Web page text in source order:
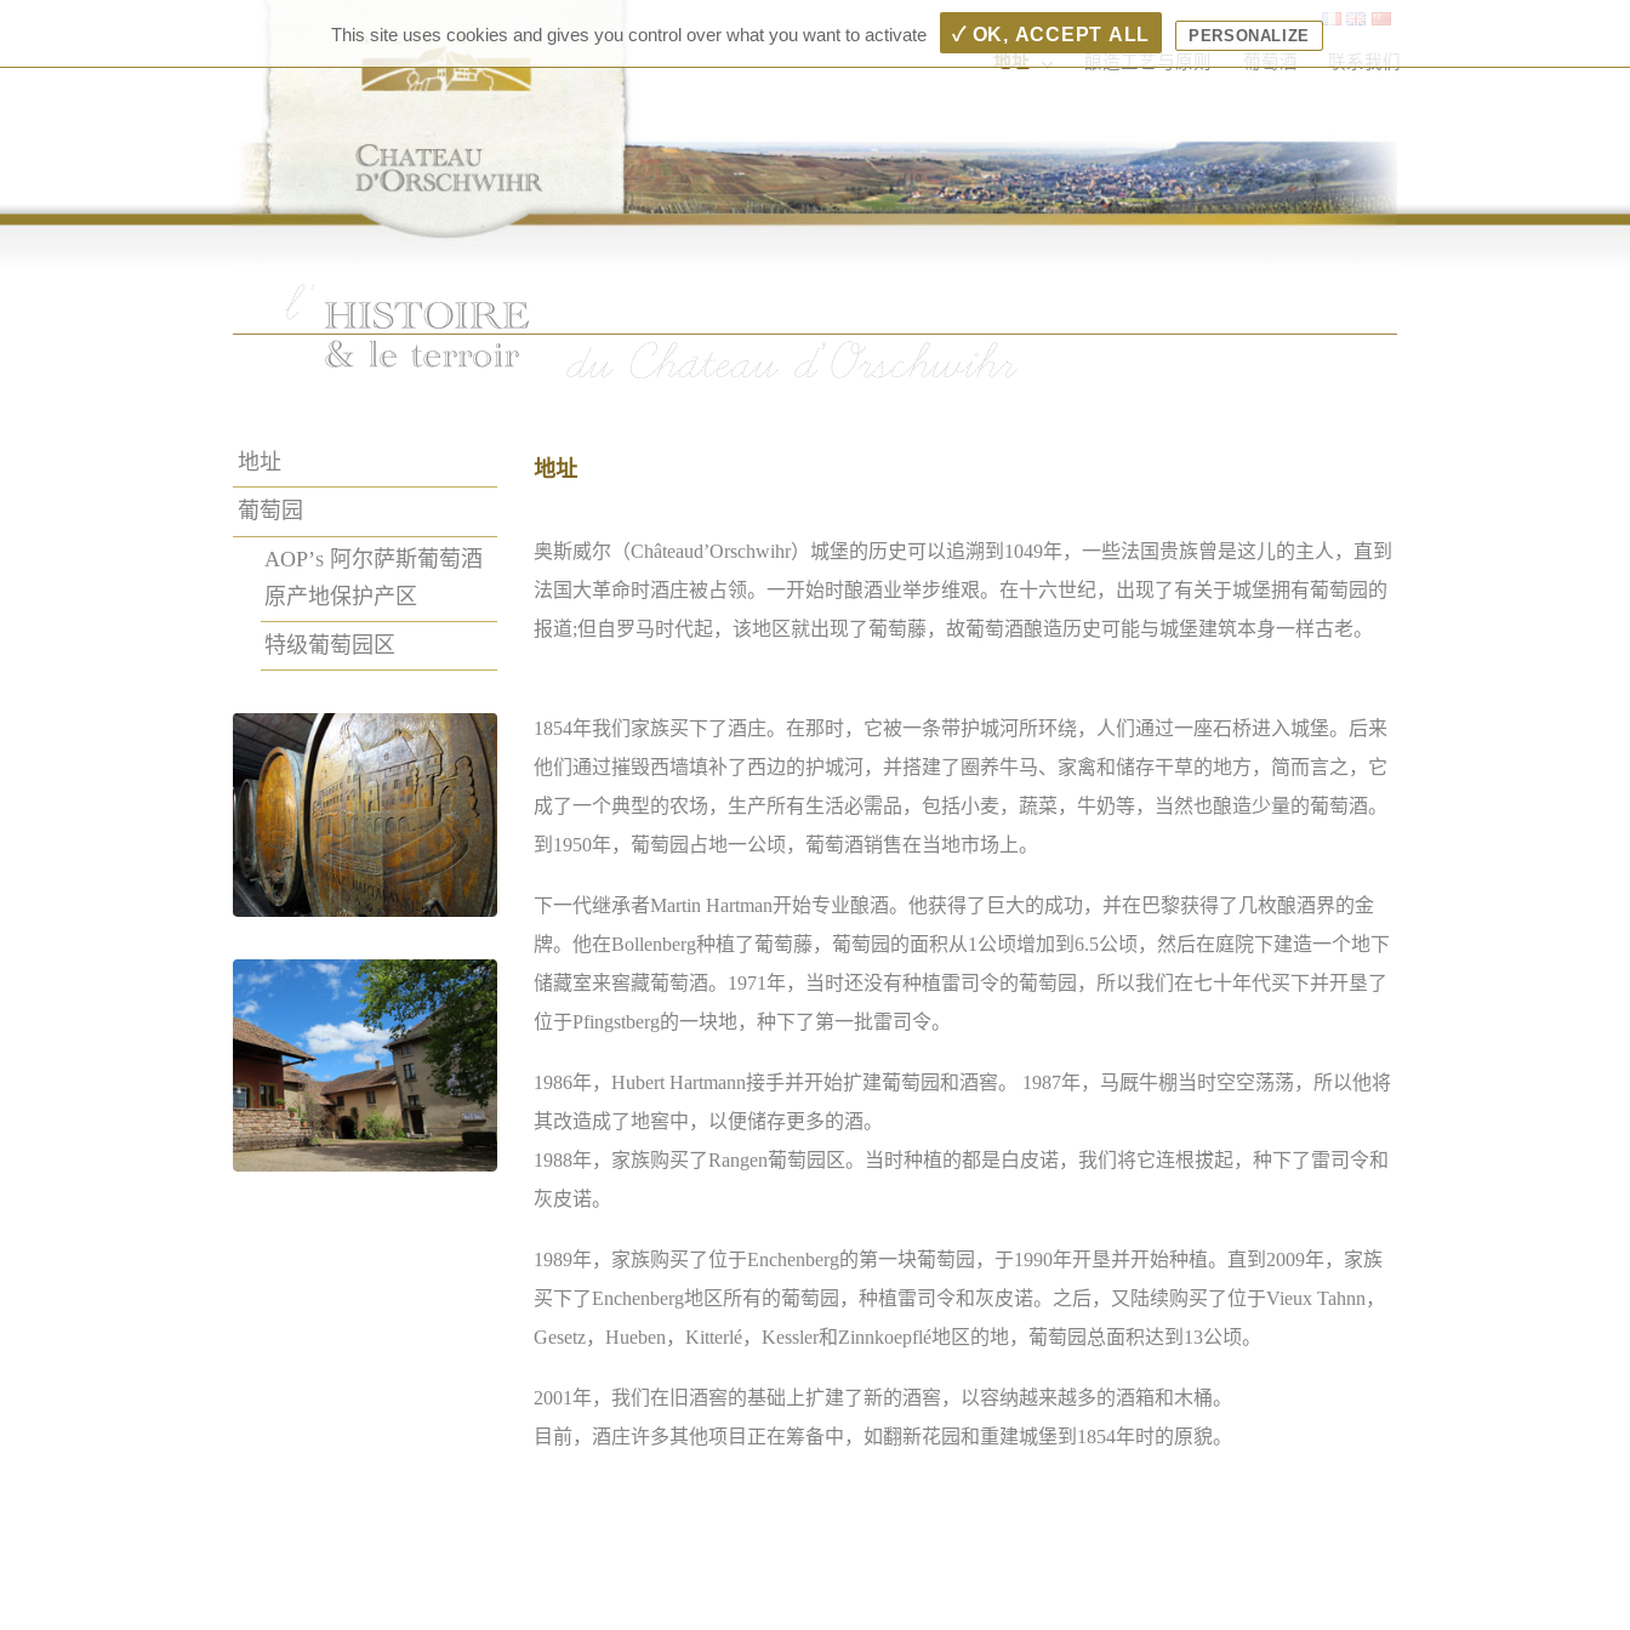
Château d'Orschwihr –
Vins d'Alsace, Rangen,
Vins D'Alsace Grands Crus – Kessler, Kitterlé, Pfingstberg,
Rangen, Zinnkoepflé
地址 酿造工艺与原则 葡萄酒 联系我们
地址
葡萄园
AOP’s 阿尔萨斯葡萄酒
原产地保护产区
特级葡萄园区
地址
奥斯威尔（Châteaud’Orschwihr）城堡的历史可以追溯到 1049年，一些法国贵族曾是这儿的主人，直到
法国大革命时酒庄被占领。一开始时酿酒业举步维艰。在十六世纪，出现了有关于城堡拥有葡萄园的
报道;但自罗马时代起，该地区就出现了葡萄藤，故葡萄酒酿造历史可能与城堡建筑本身一样古老。
1854年我们家族买下了酒庄。在那时，它被一条带护城河所环绕，人们通过一座石桥进入城堡。后来
他们通过摧毁西墙填补了西边的护城河，并搭建了圈养牛马、家禽和储存干草的地方，简而言之，它
成了一个典型的农场，生产所有生活必需品，包括小麦，蔬菜，牛奶等，当然也酿造少量的葡萄酒。
到 1950年，葡萄园占地一公顷，葡萄酒销售在当地市场上。
下一代继承者Martin Hartman开始专业酿酒。他获得了巨大的成功，并在巴黎获得了几枚酿酒界的金
牌。他在Bollenberg种植了葡萄藤，葡萄园的面积从1 公顷增加到 6.5公顷，然后在庭院下建造一个地下
储藏室来窖藏葡萄酒。 1971年，当时还没有种植雷司令的葡萄园，所以我们在七十年代买下并开垦了
位于Pfingstberg的一块地，种下了第一批雷司令。
1986年， Hubert Hartmann接手并开始扩建葡萄园和酒窖。 1987年，马厩牛棚当时空空荡荡，所以他将
其改造成了地窖中，以便储存更多的酒。
1988年，家族购买了Rangen葡萄园区。当时种植的都是白皮诺，我们将它连根拔起，种下了雷司令和
灰皮诺。
1989年，家族购买了位于Enchenberg的第一块葡萄园，于1990年开垦并开始种植。直到 2009年，家族
买下了Enchenberg地区所有的葡萄园，种植雷司令和灰皮诺。之后，又陆续购买了位于Vieux Tahnn ，
Gesetz， Hueben ， Kitterlé， Kessler和Zinnkoepflé地区的地，葡萄园总面积达到 13公顷。
2001年，我们在旧酒窖的基础上扩建了新的酒窖，以容纳越来越多的酒箱和木桶。
目前，酒庄许多其他项目正在筹备中，如翻新花园和重建城堡到 1854年时的原貌。
This site uses cookies and gives you control over what you want to activate ✓ OK, ACCEPT ALL PERSONALIZE